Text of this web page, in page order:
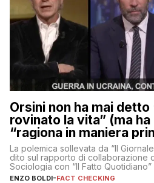
Orsini non ha mai
rovinato la vita” (ma
“ragiona in maniera
La polemica sollevata da “Il
dito sul rapporto di collaborazione
Sociologia con “Il Fatto
erano volati stracci
ENZO BOLDI-FACT CHECKING